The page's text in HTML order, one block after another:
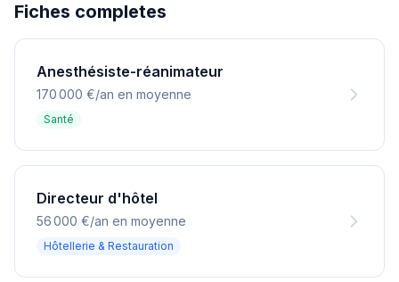
Fiches completes
Anesthésiste-réanimateur
170 000 €/an en moyenne
Santé
Directeur d'hôtel
56 000 €/an en moyenne
Hôtellerie & Restauration